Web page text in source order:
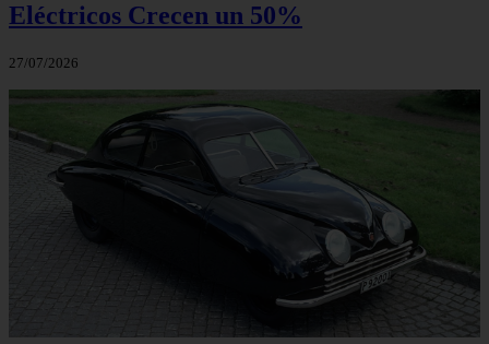
Eléctricos Crecen un 50%
27/07/2026